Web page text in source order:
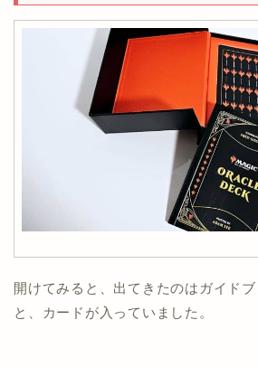
開けてみると、出てきたのはガイド
と、カードが入っていました。